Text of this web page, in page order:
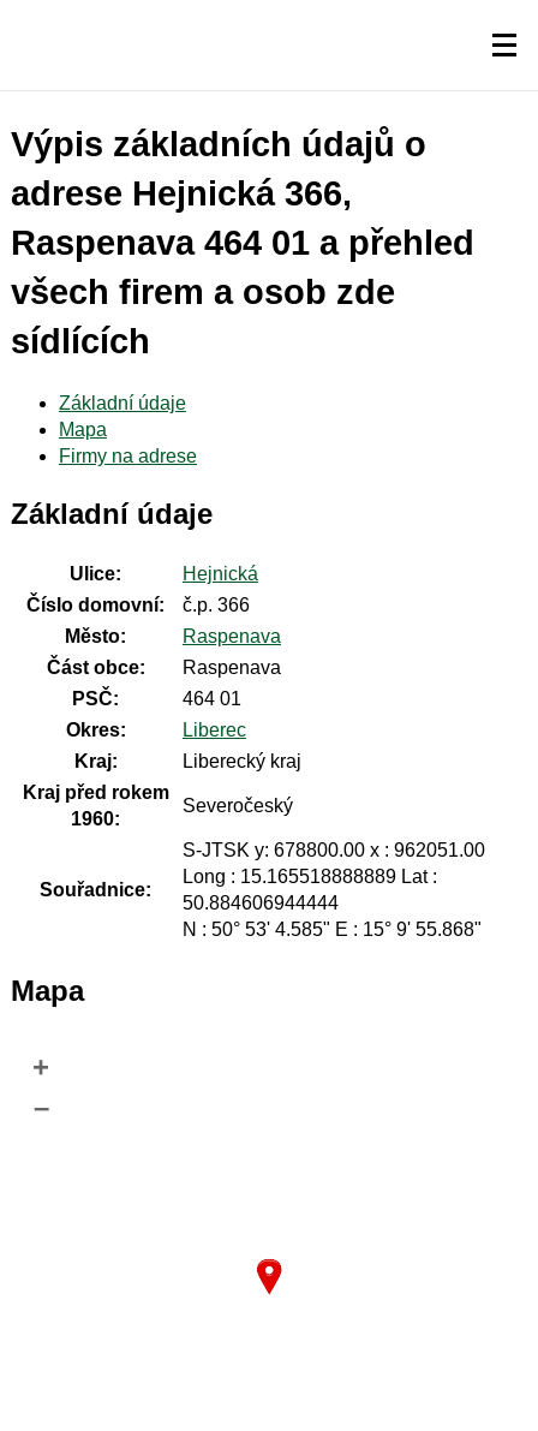
Výpis základních údajů o
adrese Hejnická 366,
Raspenava 464 01 a přehled
všech firem a osob zde
sídlících
Základní údaje
Mapa
Firmy na adrese
Základní údaje
Ulice:
Hejnická
Číslo domovní:
č.p. 366
Město:
Raspenava
Část obce:
Raspenava
PSČ:
464 01
Okres:
Liberec
Kraj:
Liberecký kraj
Kraj před rokem
1960:
Severočeský
Souřadnice:
S-JTSK y: 678800.00 x : 962051.00
Long : 15.165518888889 Lat :
50.884606944444
N : 50° 53' 4.585" E : 15° 9' 55.868"
Mapa
+
–